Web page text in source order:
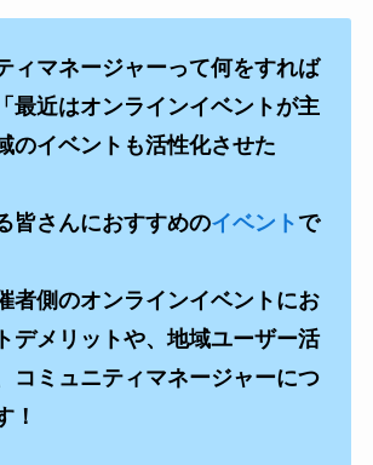
ィマネージャーって何をすれば
最近はオンラインイベントが主
のイベントも活性化させた
皆さんにおすすめのイベント で
者側のオンラインイベントにお
デメリットや、地域ユーザー活
コミュニティマネージャーにつ
！